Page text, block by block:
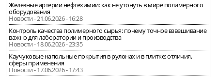
Железные артерии нефтехимии: как не утонуть в мире полимерного
оборудования
Новости - 21.06.2026 - 16:28
Контроль качества полимерного сырья: почему точное взвешивание
важно для лаборатории и производства
Новости - 18.06.2026 - 23:35
Каучуковые напольные покрытия в рулонах и в плитке: отличия,
сферы применения
Новости - 17.06.2026 - 17:43